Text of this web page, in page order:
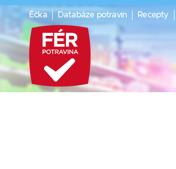
Éčka Databáze potravin Recepty